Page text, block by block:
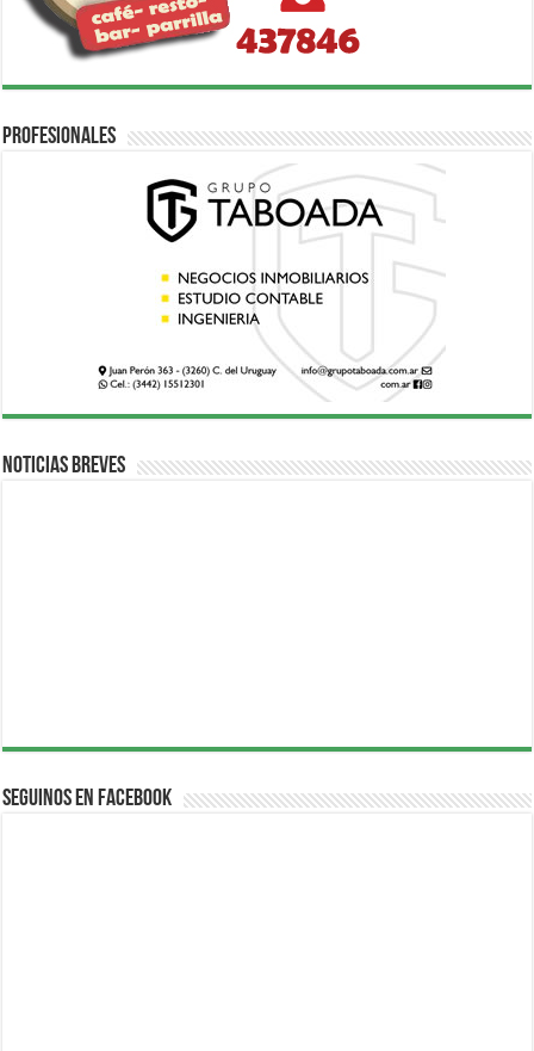
Profesionales
Noticias breves
Seguinos en Facebook